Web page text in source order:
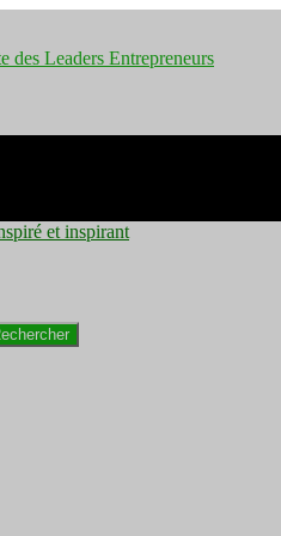
Pourquoi
et inspirant